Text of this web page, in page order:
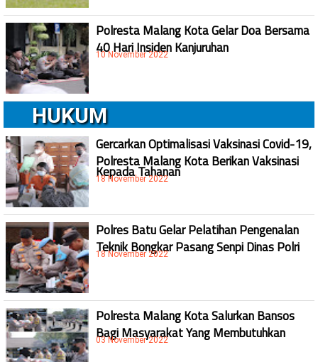
Polresta Malang Kota Gelar Doa Bersama
40 Hari Insiden Kanjuruhan
10 November 2022
HUKUM
Gercarkan Optimalisasi Vaksinasi Covid-19,
Polresta Malang Kota Berikan Vaksinasi
Kepada Tahanan
18 November 2022
Polres Batu Gelar Pelatihan Pengenalan
Teknik Bongkar Pasang Senpi Dinas Polri
18 November 2022
Polresta Malang Kota Salurkan Bansos
Bagi Masyarakat Yang Membutuhkan
03 November 2022